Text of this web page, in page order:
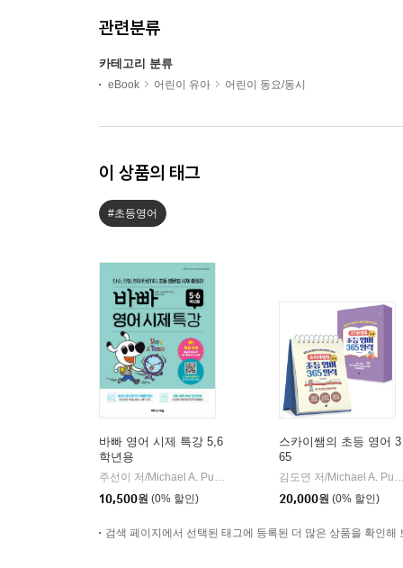
관련분류
카테고리 분류
eBook 어린이 유아 어린이 동요/동시
이 상품의 태그
#초등영어
바빠 영어 시제 특강 5,6
학년용
이지스퍼블리싱 (주)
10,500원 (0% 할인)
스카이쌤의 초등 영어 3
65
20,000원 (0% 할인)
검색 페이지에서 선택된 태그에 등록된 더 많은 상품을 확인해